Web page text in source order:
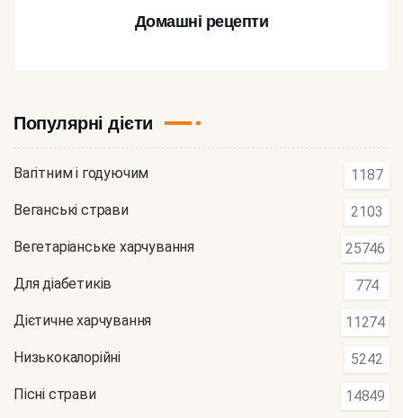
Домашні рецепти
Популярні дієти
Вагітним і годуючим 1187
Веганські страви 2103
Вегетаріанське харчування 25746
Для діабетиків 774
Дієтичне харчування 11274
Низькокалорійні 5242
Пісні страви 14849